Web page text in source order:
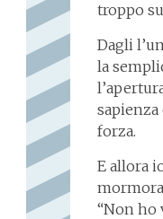
troppo
Dagli
la
sapienza
forza.
E allora
“Non ho